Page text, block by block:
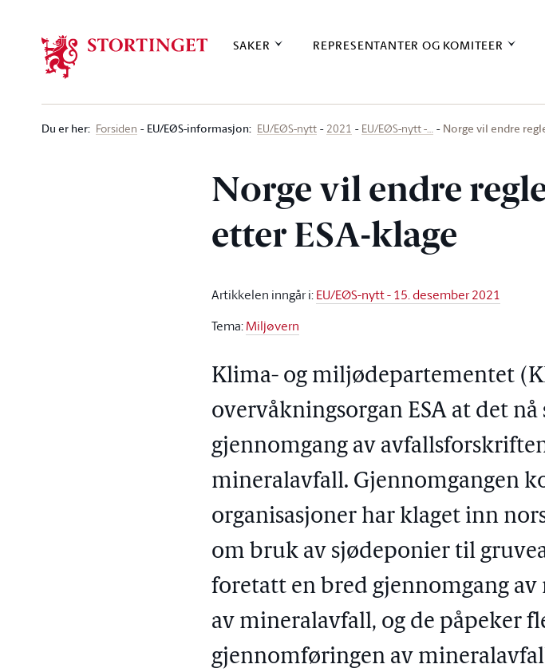
SAKER REPRESENTANTER OG KOMITEER
Du er her: Forsiden EU/EØS-informasjon: EU/EØS-nytt 2021 EU/EØS-nytt -… Norge vil endre
Norge vil endre
etter ESA-klage
Artikkelen inngår i:EU/EØS-nytt - 15. desember 2021
Tema:Miljøvern
Klima- og miljødepartementet
overvåkningsorgan ESA at det
gjennomgang av
mineralavfall. Gjennomgangen
organisasjoner har klaget inn
om bruk av sjødeponier til
foretatt en bred gjennomgang
av mineralavfall, og de påpeker
gjennomføringen av